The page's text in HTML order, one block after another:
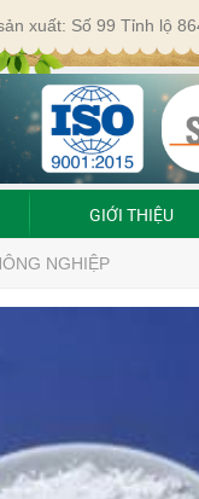
xuất: Số 99 Tỉnh lộ
GIỚI THIỆU
NGHIỆP